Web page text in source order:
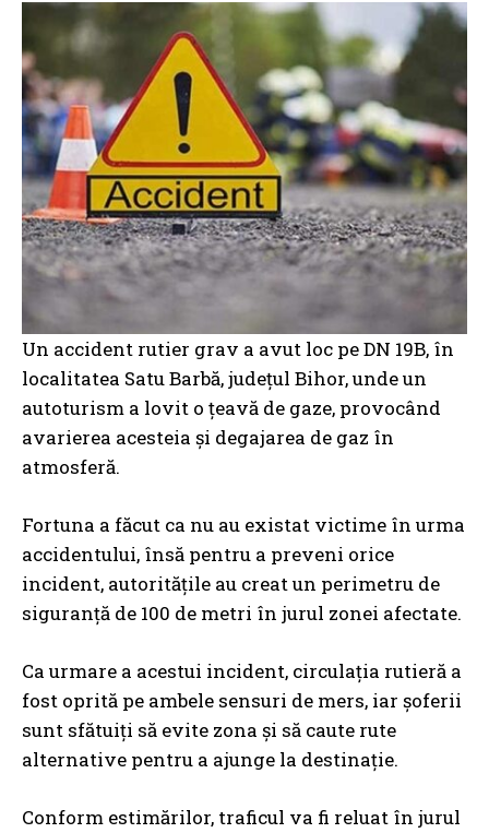
Un accident rutier grav a avut loc pe DN 19B, în
localitatea Satu Barbă, județul Bihor, unde un
autoturism a lovit o țeavă de gaze, provocând
avarierea acesteia și degajarea de gaz în
atmosferă.
Fortuna a făcut ca nu au existat victime în urma
accidentului, însă pentru a preveni orice
incident, autoritățile au creat un perimetru de
siguranță de 100 de metri în jurul zonei afectate.
Ca urmare a acestui incident, circulația rutieră a
fost oprită pe ambele sensuri de mers, iar șoferii
sunt sfătuiți să evite zona și să caute rute
alternative pentru a ajunge la destinație.
Conform estimărilor, traficul va fi reluat în jurul